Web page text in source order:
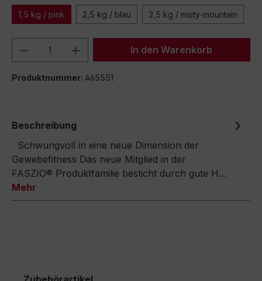
1,5 kg / pink 2,5 kg / blau 3,5 kg / misty-mountain
Produkt Anzahl: Gib denIn den Warenkorb
Produktnummer: 465551
Beschreibung
Schwungvoll in eine neue Dimension der
Gewebefitness Das neue Mitglied in der
FASZIO® Produktfamilie besticht durch gute H…
Mehr